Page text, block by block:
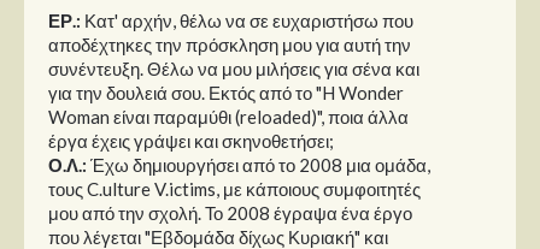
Polls
Small Talk
Blog
ΕΡ.: Κατ' αρχήν, θέλω να σε ευχαριστήσω που
αποδέχτηκες την πρόσκληση μου για αυτή την
συνέντευξη. Θέλω να μου μιλήσεις για σένα και
για την δουλειά σου. Εκτός από το "H Wonder
Woman είναι παραμύθι (reloaded)", ποια άλλα
έργα έχεις γράψει και σκηνοθετήσει;
Ο.Λ.: Έχω δημιουργήσει από το 2008 μια ομάδα,
τους C.ulture V.ictims, με κάποιους συμφοιτητές
μου από την σχολή. Το 2008 έγραψα ένα έργο
που λέγεται "Εβδομάδα δίχως Κυριακή" και